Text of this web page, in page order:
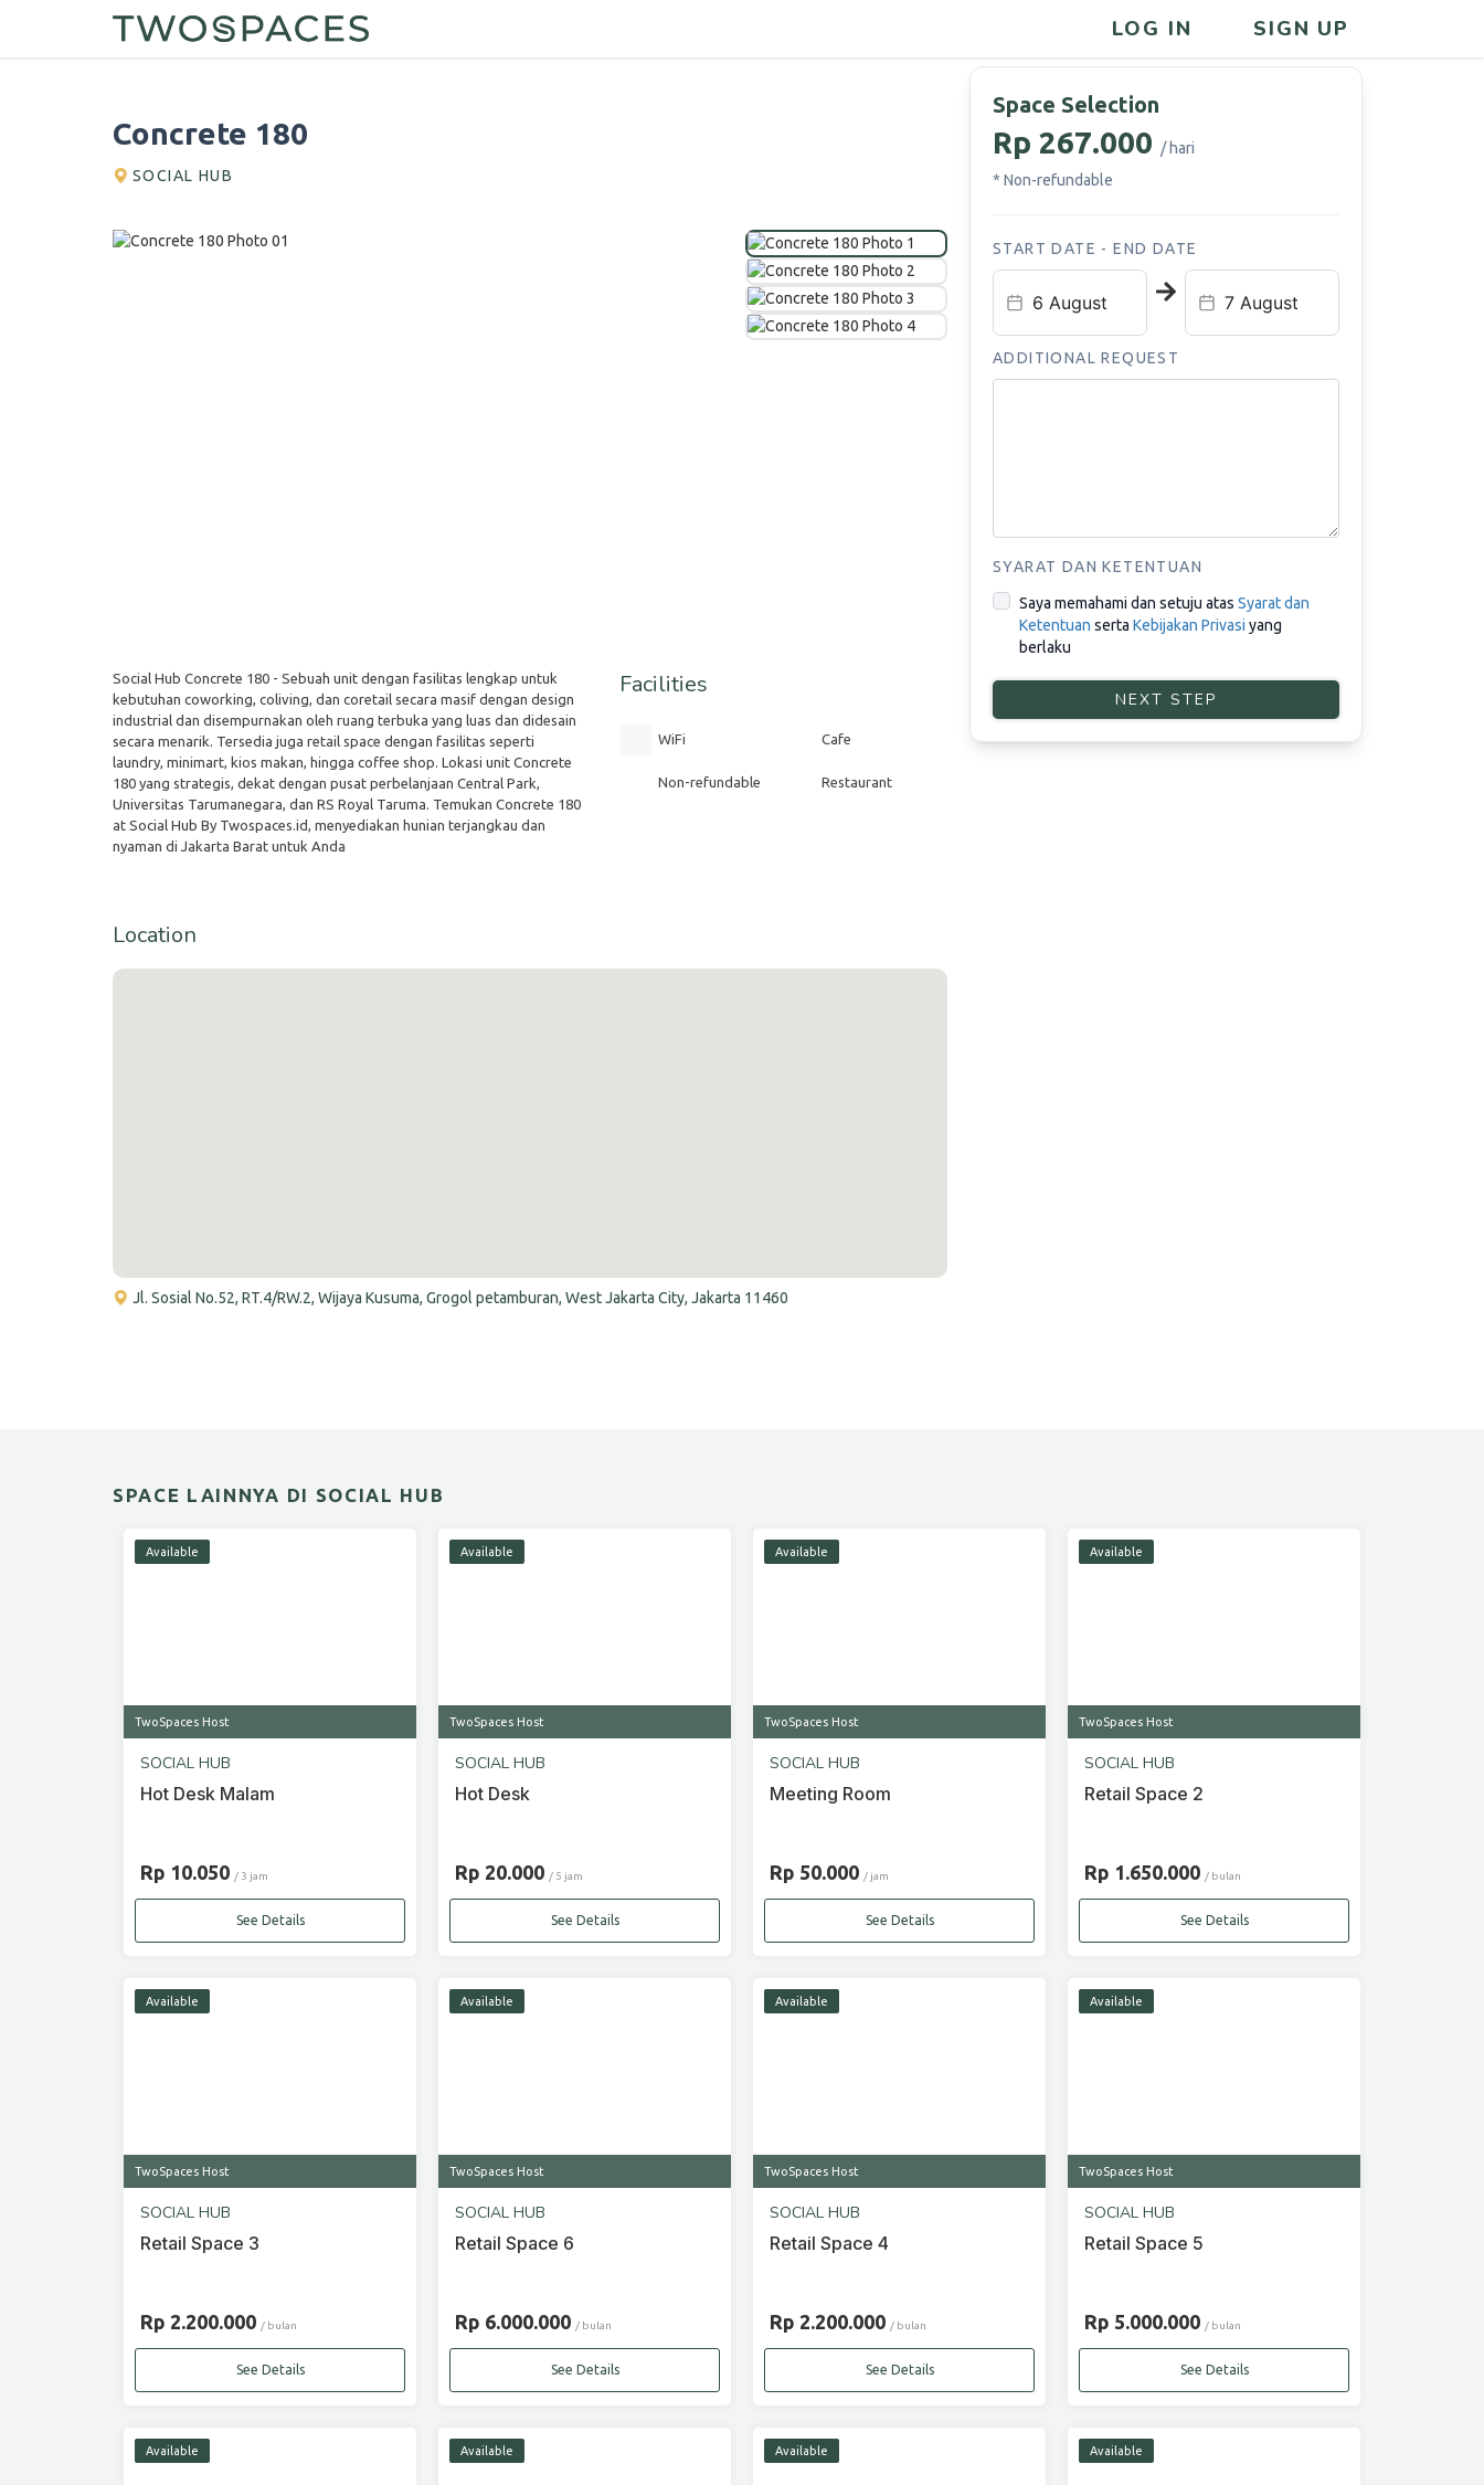
LOG IN SIGN UP
Concrete 180
SOCIAL HUB
Social Hub Concrete 180 - Sebuah unit dengan fasilitas lengkap untuk
kebutuhan coworking, coliving, dan coretail secara masif dengan design
industrial dan disempurnakan oleh ruang terbuka yang luas dan didesain
secara menarik. Tersedia juga retail space dengan fasilitas seperti
laundry, minimart, kios makan, hingga coffee shop. Lokasi unit Concrete
180 yang strategis, dekat dengan pusat perbelanjaan Central Park,
Universitas Tarumanegara, dan RS Royal Taruma. Temukan Concrete 180
at Social Hub By Twospaces.id, menyediakan hunian terjangkau dan
nyaman di Jakarta Barat untuk Anda
Facilities
WiFi Cafe
Non-refundable Restaurant
Location
Jl. Sosial No.52, RT.4/RW.2, Wijaya Kusuma, Grogol petamburan, West Jakarta City, Jakarta 11460
Space Selection
Rp 267.000 / hari
* Non-refundable
START DATE - END DATE
ADDITIONAL REQUEST
SYARAT DAN KETENTUAN
Saya memahami dan setuju atas Syarat dan
Ketentuan serta Kebijakan Privasi yang
berlaku
NEXT STEP
SPACE LAINNYA DI SOCIAL HUB
Available
TwoSpaces Host
SOCIAL HUB
Hot Desk Malam
Rp 10.050 / 3 jam
See Details
Available
TwoSpaces Host
SOCIAL HUB
Hot Desk
Rp 20.000 / 5 jam
See Details
Available
TwoSpaces Host
SOCIAL HUB
Meeting Room
Rp 50.000 / jam
See Details
Available
TwoSpaces Host
SOCIAL HUB
Retail Space 2
Rp 1.650.000 / bulan
See Details
Available
TwoSpaces Host
SOCIAL HUB
Retail Space 3
Rp 2.200.000 / bulan
See Details
Available
TwoSpaces Host
SOCIAL HUB
Retail Space 6
Rp 6.000.000 / bulan
See Details
Available
TwoSpaces Host
SOCIAL HUB
Retail Space 4
Rp 2.200.000 / bulan
See Details
Available
TwoSpaces Host
SOCIAL HUB
Retail Space 5
Rp 5.000.000 / bulan
See Details
Available Available Available Available